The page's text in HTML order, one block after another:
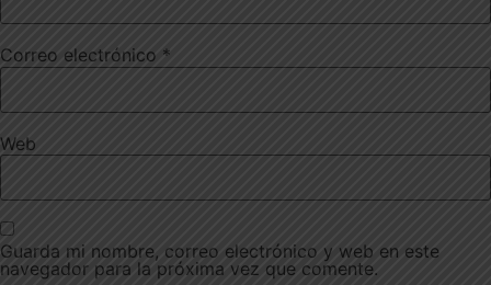
Correo electrónico *
Web
Guarda mi nombre, correo electrónico y web en este
navegador para la próxima vez que comente.